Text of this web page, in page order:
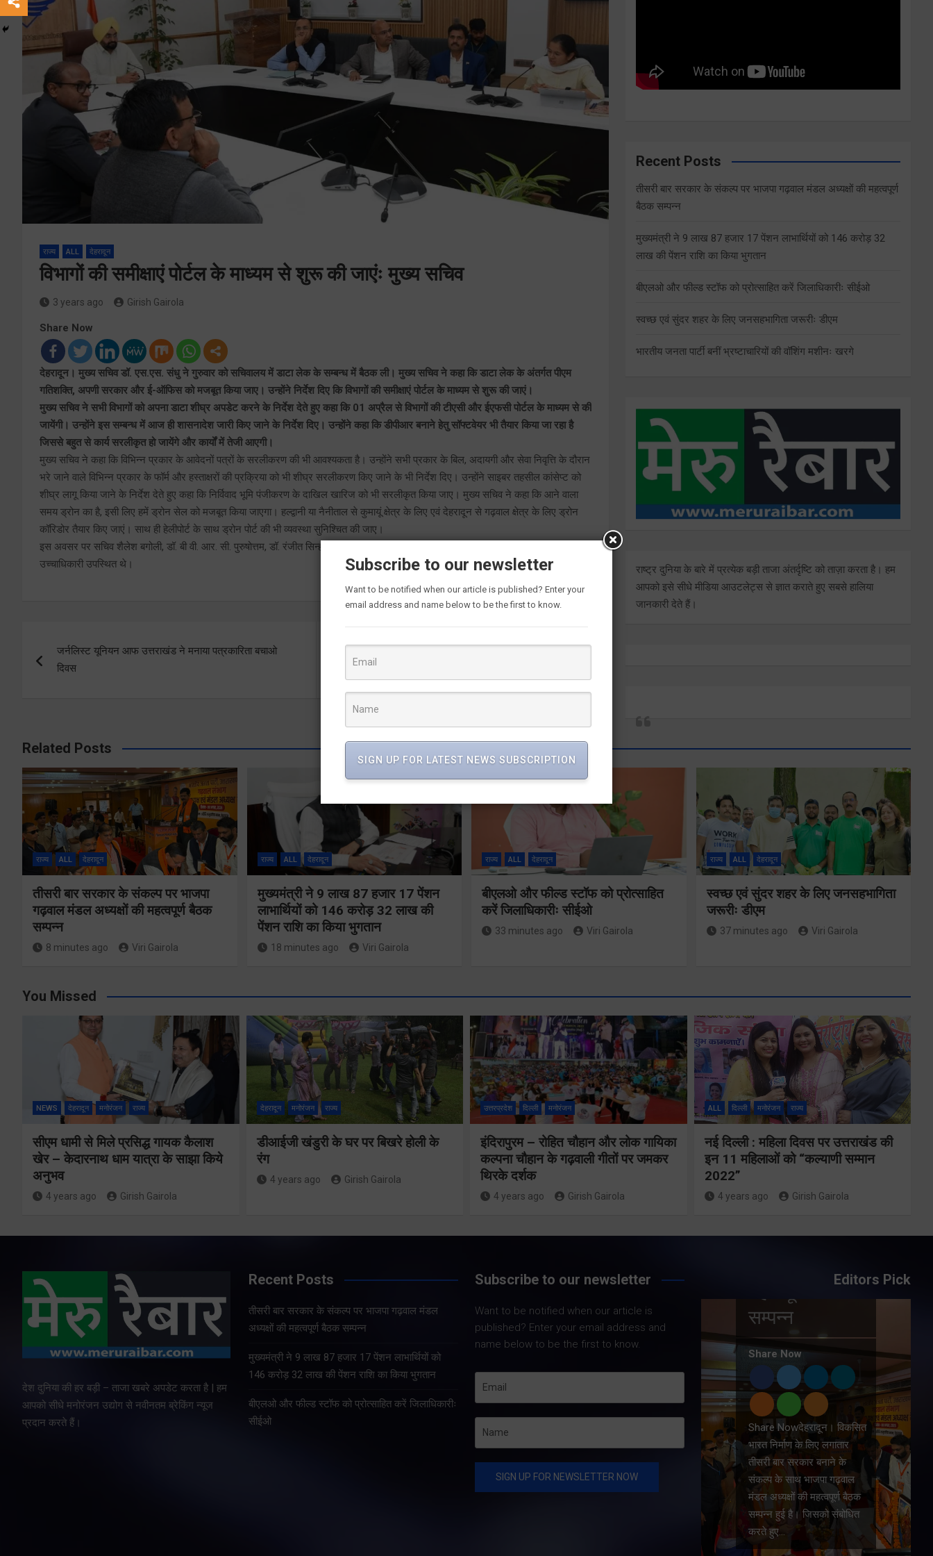
राज्य ALL देहरादून
विभागों की समीक्षाएं पोर्टल के माध्यम से शुरू की जाएंः मुख्य सचिव
3 years ago Girish Gairola
Share Now
देहरादून। मुख्य सचिव डॉ. एस.एस. संधु ने गुरुवार को सचिवालय में डाटा लेक के सम्बन्ध में बैठक ली। मुख्य सचिव ने कहा कि डाटा लेक के अंतर्गत पीएम
गतिशक्ति, अपणी सरकार और ई-ऑफिस को मजबूत किया जाए। उन्होंने निर्देश दिए कि विभागों की समीक्षाएं पोर्टल के माध्यम से शुरू की जाएं।
मुख्य सचिव ने सभी विभागों को अपना डाटा शीघ्र अपडेट करने के निर्देश देते हुए कहा कि 01 अप्रैल से विभागों की टीएसी और ईएफसी पोर्टल के माध्यम से की
जायेंगी। उन्होंने इस सम्बन्ध में आज ही शासनादेश जारी किए जाने के निर्देश दिए। उन्होंने कहा कि डीपीआर बनाने हेतु सॉफ्टवेयर भी तैयार किया जा रहा है
जिससे बहुत से कार्य सरलीकृत हो जायेंगे और कार्यों में तेजी आएगी।
मुख्य सचिव ने कहा कि विभिन्न प्रकार के आवेदनों पत्रों के सरलीकरण की भी आवश्यकता है। उन्होंने सभी प्रकार के बिल, अदायगी और सेवा निवृत्ति के दौरान
भरे जाने वाले विभिन्न प्रकार के फॉर्म और हस्ताक्षरों की प्रक्रिया को भी शीघ्र सरलीकरण किए जाने के भी निर्देश दिए। उन्होंने साइबर तहसील कांसेप्ट को
शीघ्र लागू किया जाने के निर्देश देते हुए कहा कि निर्विवाद भूमि पंजीकरण के दाखिल खारिज को भी सरलीकृत किया जाए। मुख्य सचिव ने कहा कि आने वाला
समय ड्रोन का है, इसी लिए हमें ड्रोन सेल को मजबूत किया जाएगा। हल्द्वानी या नैनीताल से कुमायूं क्षेत्र के लिए एवं देहरादून से गढ़वाल क्षेत्र के लिए ड्रोन
कॉरिडोर तैयार किए जाएं। साथ ही हेलीपोर्ट के साथ ड्रोन पोर्ट की भी व्यवस्था सुनिश्चित की जाए।
इस अवसर पर सचिव शैलेश बगोली, डॉ. बी वी. आर. सी. पुरुषोत्तम, डॉ. रंजीत सिन्हा, विजय कुमार यादव एवं निदेशक आईटीडीए निकिता खंडेलवाल सहित अन्य
उच्चाधिकारी उपस्थित थे।
navigation
जर्नलिस्ट यूनियन आफ उत्तराखंड ने मनाया पत्रकारिता बचाओ
दिवस
Recent Posts
तीसरी बार सरकार के संकल्प पर भाजपा गढ़वाल मंडल अध्यक्षों की महत्वपूर्ण
बैठक सम्पन्न
मुख्यमंत्री ने 9 लाख 87 हजार 17 पेंशन लाभार्थियों को 146 करोड़ 32
लाख की पेंशन राशि का किया भुगतान
बीएलओ और फील्ड स्टॉफ को प्रोत्साहित करें जिलाधिकारीः सीईओ
स्वच्छ एवं सुंदर शहर के लिए जनसहभागिता जरूरीः डीएम
भारतीय जनता पार्टी बनीं भ्रष्टाचारियों की वॉशिंग मशीनः खरगे
राष्ट्र दुनिया के बारे में प्रत्येक बड़ी ताजा अंतर्दृष्टि को ताज़ा करता है। हम
आपको इसे सीधे मीडिया आउटलेट्स से ज्ञात कराते हुए सबसे हालिया
जानकारी देते हैं।
Related Posts
राज्य ALL देहरादून
तीसरी बार सरकार के संकल्प पर भाजपा
गढ़वाल मंडल अध्यक्षों की महत्वपूर्ण बैठक
सम्पन्न
8 minutes ago Viri Gairola
राज्य ALL देहरादून
मुख्यमंत्री ने 9 लाख 87 हजार 17 पेंशन
लाभार्थियों को 146 करोड़ 32 लाख की
पेंशन राशि का किया भुगतान
18 minutes ago Viri Gairola
राज्य ALL देहरादून
बीएलओ और फील्ड स्टॉफ को प्रोत्साहित
करें जिलाधिकारीः सीईओ
33 minutes ago Viri Gairola
राज्य ALL देहरादून
स्वच्छ एवं सुंदर शहर के लिए जनसहभागिता
जरूरीः डीएम
37 minutes ago Viri Gairola
You Missed
NEWS देहरादून मनोरंजन राज्य
सीएम धामी से मिले प्रसिद्ध गायक कैलाश
खेर – केदारनाथ धाम यात्रा के साझा किये
अनुभव
4 years ago Girish Gairola
देहरादून मनोरंजन राज्य
डीआईजी खंडुरी के घर पर बिखरे होली के
रंग
4 years ago Girish Gairola
उत्तरप्रदेश दिल्ली मनोरंजन
इंदिरापुरम – रोहित चौहान और लोक गायिका
कल्पना चौहान के गढ़वाली गीतों पर जमकर
थिरके दर्शक
4 years ago Girish Gairola
ALL दिल्ली मनोरंजन राज्य
नई दिल्ली : महिला दिवस पर उत्तराखंड की
इन 11 महिलाओं को “कल्याणी सम्मान
2022”
4 years ago Girish Gairola
देश दुनिया की हर बड़ी – ताजा खबरे अपडेट करता है | हम
आपको सीधे मनोरंजन उद्योग से नवीनतम ब्रेकिंग न्यूज
प्रदान करते हैं।
Recent Posts
तीसरी बार सरकार के संकल्प पर भाजपा गढ़वाल मंडल
अध्यक्षों की महत्वपूर्ण बैठक सम्पन्न
मुख्यमंत्री ने 9 लाख 87 हजार 17 पेंशन लाभार्थियों को
146 करोड़ 32 लाख की पेंशन राशि का किया भुगतान
बीएलओ और फील्ड स्टॉफ को प्रोत्साहित करें जिलाधिकारीः
सीईओ
Subscribe to our newsletter
Want to be notified when our article is
published? Enter your email address and
name below to be the first to know.
Editors Pick
स्वच्छ एवं सुंदर
शहर के लिए
जरूरीः डीएम
विधिक सेवा प्राधिकरण एवं जिला
शनिवार को नगर निगम
क्षेत्रान्तर्गत लक्ष्मण चैक एवं
स्वच्छता एवं स्वच्छता जागरूकता…
तीसरी बार
पर भाजपा गढ़वाल
सम्पन्न
तीसरी बार सरकार बनाने के
संकल्प के साथ भाजपा गढ़वाल
मुख्यमंत्री ने 9
लाख 87 हजार
17 पेंशन
लाभार्थियों को
146 करोड़ 32
लाख की पेंशन
राशि का किया
भुगतान
Share Nowदेहरादून।
मुख्यमंत्री पुष्कर सिंह धामी ने
शनिवार को मुख्यमंत्री कैंप
कार्यालय में समाज कल्याण विभाग
के अन्तर्गत 9लाख 87 हजार 17
विभिन्न पेंशन लाभार्थियों को कुल
146 करोड़ 32…
Subscribe to our newsletter
Want to be notified when our article is published? Enter your
email address and name below to be the first to know.
SIGN UP FOR LATEST NEWS SUBSCRIPTION